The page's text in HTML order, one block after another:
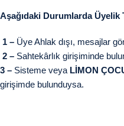
Aşağıdaki Durumlarda Üyelik
1 – Üye Ahlak dışı, mesajlar
2 – Sahtekârlık girişiminde
3 – Sisteme veya LİMON
girişimde bulunduysa.